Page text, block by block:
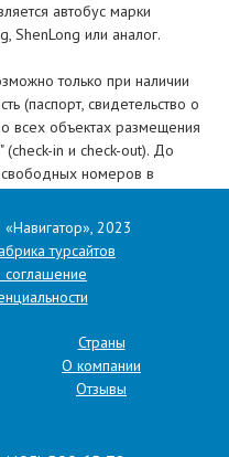
автобус марки
ShenLong или аналог.
только при наличии
(паспорт, свидетельство о
всех объектах размещения
(check-in и check-out). До
свободных номеров в
задержки, связанные с
органов ГИБДД,
другие задержки,
фирмы.
снегопады, заносы на
за собой право в
«Навигатор», 2023
турсайтов
соглашение
Страны
О компании
Отзывы